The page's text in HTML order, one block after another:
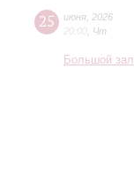
25 июня 2026
20:00 Чт
Большой зал